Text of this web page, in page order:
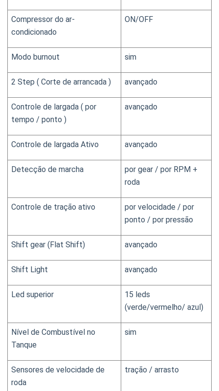
Compressor do ar-
condicionado
ON/OFF
Modo burnout sim
2 Step ( Corte de arrancada ) avançado
Controle de largada ( por
tempo / ponto )
avançado
Controle de largada Ativo avançado
Detecção de marcha
por gear / por RPM +
roda
Controle de tração ativo
por velocidade / por
ponto / por pressão
Shift gear (Flat Shift) avançado
Shift Light avançado
Led superior
15 leds
(verde/vermelho/ azul)
Nível de Combustível no
Tanque
sim
Sensores de velocidade de
roda
tração / arrasto